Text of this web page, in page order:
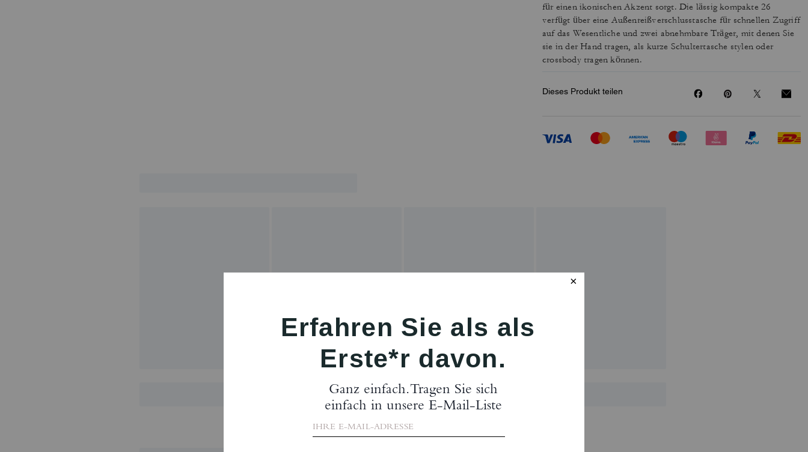
für einen ikonischen Akzent sorgt. Die lässig kompakte 26
verfügt über eine Außenreißverschlusstasche für schnellen Zugriff
auf das Wesentliche und zwei abnehmbare Träger, mit denen Sie
sie in der Hand tragen, als kurze Schultertasche stylen oder
crossbody tragen können.
Dieses Produkt teilen